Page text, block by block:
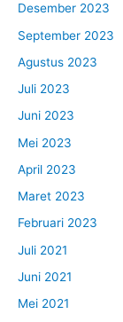
Desember 2023
September 2023
Agustus 2023
Juli 2023
Juni 2023
Mei 2023
April 2023
Maret 2023
Februari 2023
Juli 2021
Juni 2021
Mei 2021